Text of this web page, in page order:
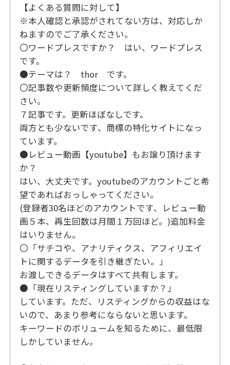
【よくある質問に対して】
※本人確認と承認がされてない方は、対応しか
ねますのでご了承ください。
〇ワードプレスですか？ はい、ワードプレス
です。
●テーマは？ thor です。
〇記事数や更新頻度について詳しく教えてくだ
さい。
７記事です。更新ほぼなしです。
両方とも少ないです、商標の特化サイトになっ
ています。
●レビュー動画【youtube】もお譲り頂けます
か？
はい、大丈夫です。youtubeのアカウントごと希
望であればおっしゃってください。
(登録者30名ほどのアカウントです、レビュー動
画５本、再生回数は月間１万回ほど。)追加料金
はいりません。
〇「サチコや、アナリティクス、アフィリエイ
トに関するデータを引き継ぎたい。」
お渡しできるデータはすべて共有します。
●「現在リスティングしていますか？」
しています。ただ、リスティングからの収益はな
いので、あまり参考にならないと思います。
キーワードのボリュームを知るために、最低限
しかしていません。